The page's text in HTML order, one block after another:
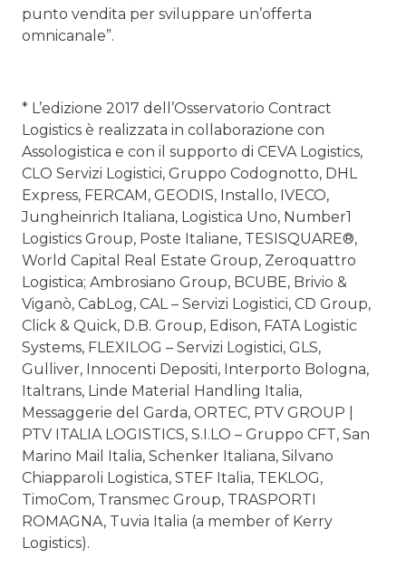
punto vendita per sviluppare un’offerta
omnicanale”.
* L’edizione 2017 dell’Osservatorio Contract
Logistics è realizzata in collaborazione con
Assologistica e con il supporto di CEVA Logistics,
CLO Servizi Logistici, Gruppo Codognotto, DHL
Express, FERCAM, GEODIS, Installo, IVECO,
Jungheinrich Italiana, Logistica Uno, Number1
Logistics Group, Poste Italiane, TESISQUARE®,
World Capital Real Estate Group, Zeroquattro
Logistica; Ambrosiano Group, BCUBE, Brivio &
Viganò, CabLog, CAL – Servizi Logistici, CD Group,
Click & Quick, D.B. Group, Edison, FATA Logistic
Systems, FLEXILOG – Servizi Logistici, GLS,
Gulliver, Innocenti Depositi, Interporto Bologna,
Italtrans, Linde Material Handling Italia,
Messaggerie del Garda, ORTEC, PTV GROUP |
PTV ITALIA LOGISTICS, S.I.LO – Gruppo CFT, San
Marino Mail Italia, Schenker Italiana, Silvano
Chiapparoli Logistica, STEF Italia, TEKLOG,
TimoCom, Transmec Group, TRASPORTI
ROMAGNA, Tuvia Italia (a member of Kerry
Logistics).